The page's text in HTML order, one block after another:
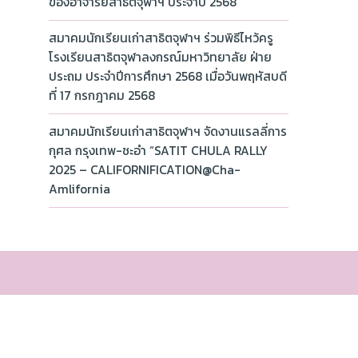
สมาคมนักเรียนเก่าสาธิตจุฬาฯ ร่วมพิธีไหว้ครู
โรงเรียนสาธิตจุฬาลงกรณ์มหาวิทยาลัย ฝ่าย
ประถม ประจำปีการศึกษา 2568 เมื่อวันพฤหัสบดี
ที่ 17 กรกฎาคม 2568
สมาคมนักเรียนเก่าสาธิตจุฬาฯ จัดงานแรลลี่การ
กุศล กรุงเทพ-ชะอำ “SATIT CHULA RALLY
2025 – CALIFORNIFICATION@Cha-
Amlifornia